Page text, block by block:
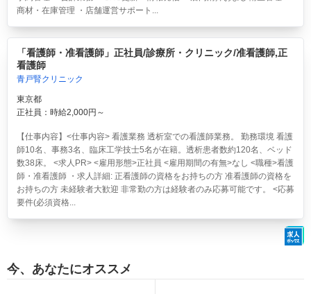
商材・在庫管理 ・店舗運営サポート...
「看護師・准看護師」正社員/診療所・クリニック/准看護師,正
看護師
青戸腎クリニック
東京都
正社員：時給2,000円～
【仕事内容】<仕事内容> 看護業務 透析室での看護師業務。 勤務環境 看護
師10名、事務3名、臨床工学技士5名が在籍。透析患者数約120名、ベッド
数38床。 <求人PR> <雇用形態>正社員 <雇用期間の有無>なし <職種>看護
師・准看護師 ・求人詳細: 正看護師の資格をお持ちの方 准看護師の資格を
お持ちの方 未経験者大歓迎 非常勤の方は経験者のみ応募可能です。 <応募
要件(必須資格...
今、あなたにオススメ